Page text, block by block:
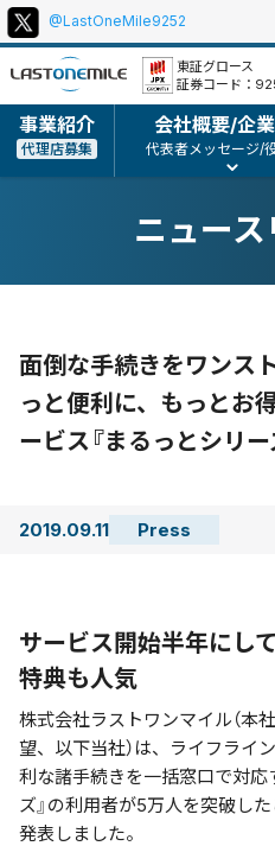
本
文
ポ
リ
ー、
コ
ピ
ト
東証グロース
証券コード：
事業紹介
代理店募集
会社概要/企
代表者メッセージ/
@LastOneMile9252
ニュー
面倒な手続きをワンス
っと便利に、もっとお
ービス『まるっとシリ
2019.09.11 Press
サービス開始半年にし
特典も人気
株式会社ラストワンマイル（本
望、以下当社）は、ライフライ
利な諸手続きを一括窓口で対応
ズ』の利用者が5万人を突破した
発表しました。